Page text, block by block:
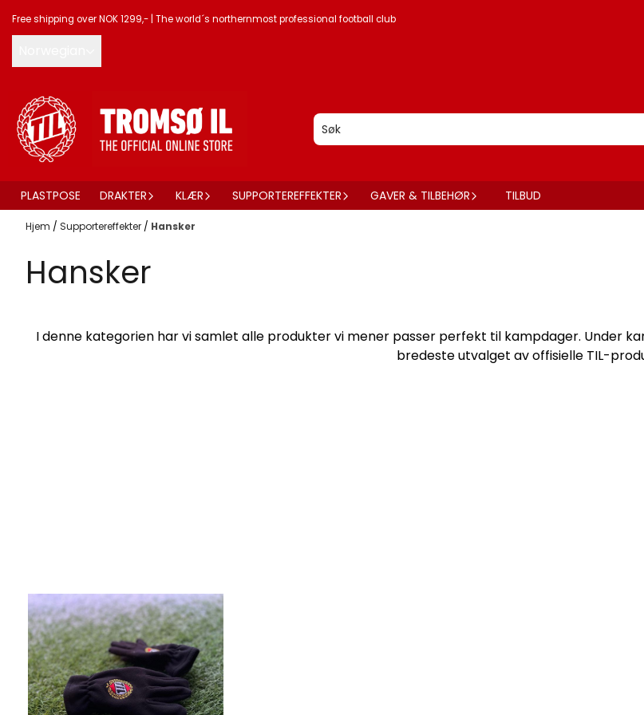
Hopp til innhold
Free shipping over NOK 1299,- The world´s northernmost professional football club
PLASTPOSE DRAKTER KLÆR SUPPORTEREFFEKTER GAVER & TILBEHØR TILBUD
Hjem / Supportereffekter / Hansker
Hansker
I denne kategorien har vi samlet alle produkter vi mener passer perfekt til kampdager. Under
bredeste utvalget av offisielle TIL-